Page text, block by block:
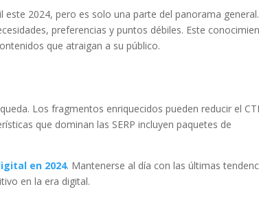
2024, pero es solo una parte del panorama
preferencias y puntos débiles. Este
que atraigan a su público.
Los fragmentos enriquecidos pueden reducir el
que dominan las SERP incluyen paquetes de
en 2024. Mantenerse al día con las últimas
en la era digital.